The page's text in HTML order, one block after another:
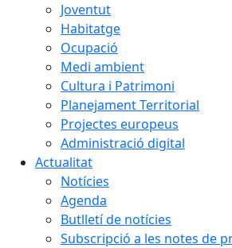
Joventut
Habitatge
Ocupació
Medi ambient
Cultura i Patrimoni
Planejament Territorial
Projectes europeus
Administració digital
Actualitat
Notícies
Agenda
Butlletí de notícies
Subscripció a les notes de